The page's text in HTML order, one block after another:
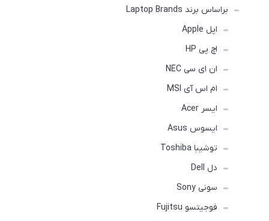
براساس برند Laptop Brands
اپل Apple
اچ پی HP
ان ای سی NEC
ام اس آی MSI
ایسر Acer
ایسوس Asus
توشیبا Toshiba
دل Dell
سونی Sony
فوجیتسو Fujitsu